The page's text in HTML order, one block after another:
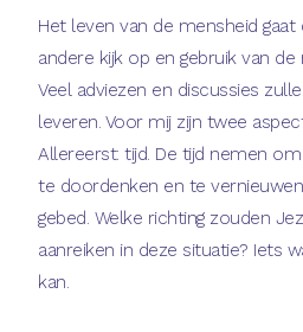
Het leven van de mensheid
andere kijk op en gebruik van
Veel adviezen en discussies
leveren. Voor mij zijn twee
Allereerst: tijd. De tijd nemen
te doordenken en te
gebed. Welke richting zouden
aanreiken in deze situatie? Iets
kan.